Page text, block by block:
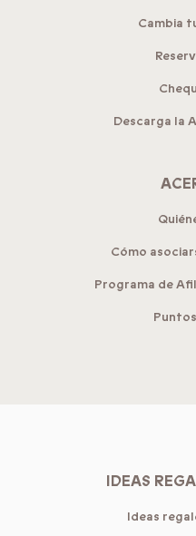
Cambia
Descarga la
Cómo
Programa de
IDEAS
Ideas